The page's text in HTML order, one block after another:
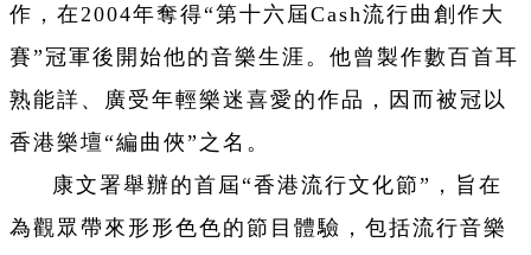
作，在2004年奪得“第十六屆Cash流行曲創作大
賽”冠軍後開始他的音樂生涯。他曾製作數百首耳
熟能詳、廣受年輕樂迷喜愛的作品，因而被冠以
香港樂壇“編曲俠”之名。
康文署舉辦的首屆“香港流行文化節”，旨在
為觀眾帶來形形色色的節目體驗，包括流行音樂